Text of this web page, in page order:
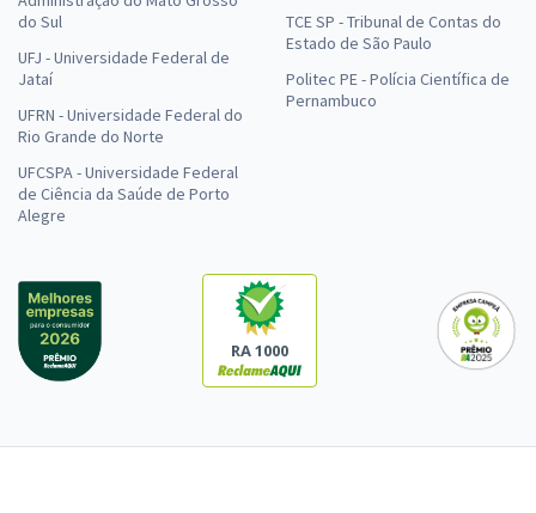
do Sul
UFJ - Universidade Federal de
Jataí
UFRN - Universidade Federal do
Rio Grande do Norte
UFCSPA - Universidade Federal
de Ciência da Saúde de Porto
Alegre
TCE SP - Tribunal de Contas do
Estado de São Paulo
Politec PE - Polícia Científica de
Pernambuco
RA 1000